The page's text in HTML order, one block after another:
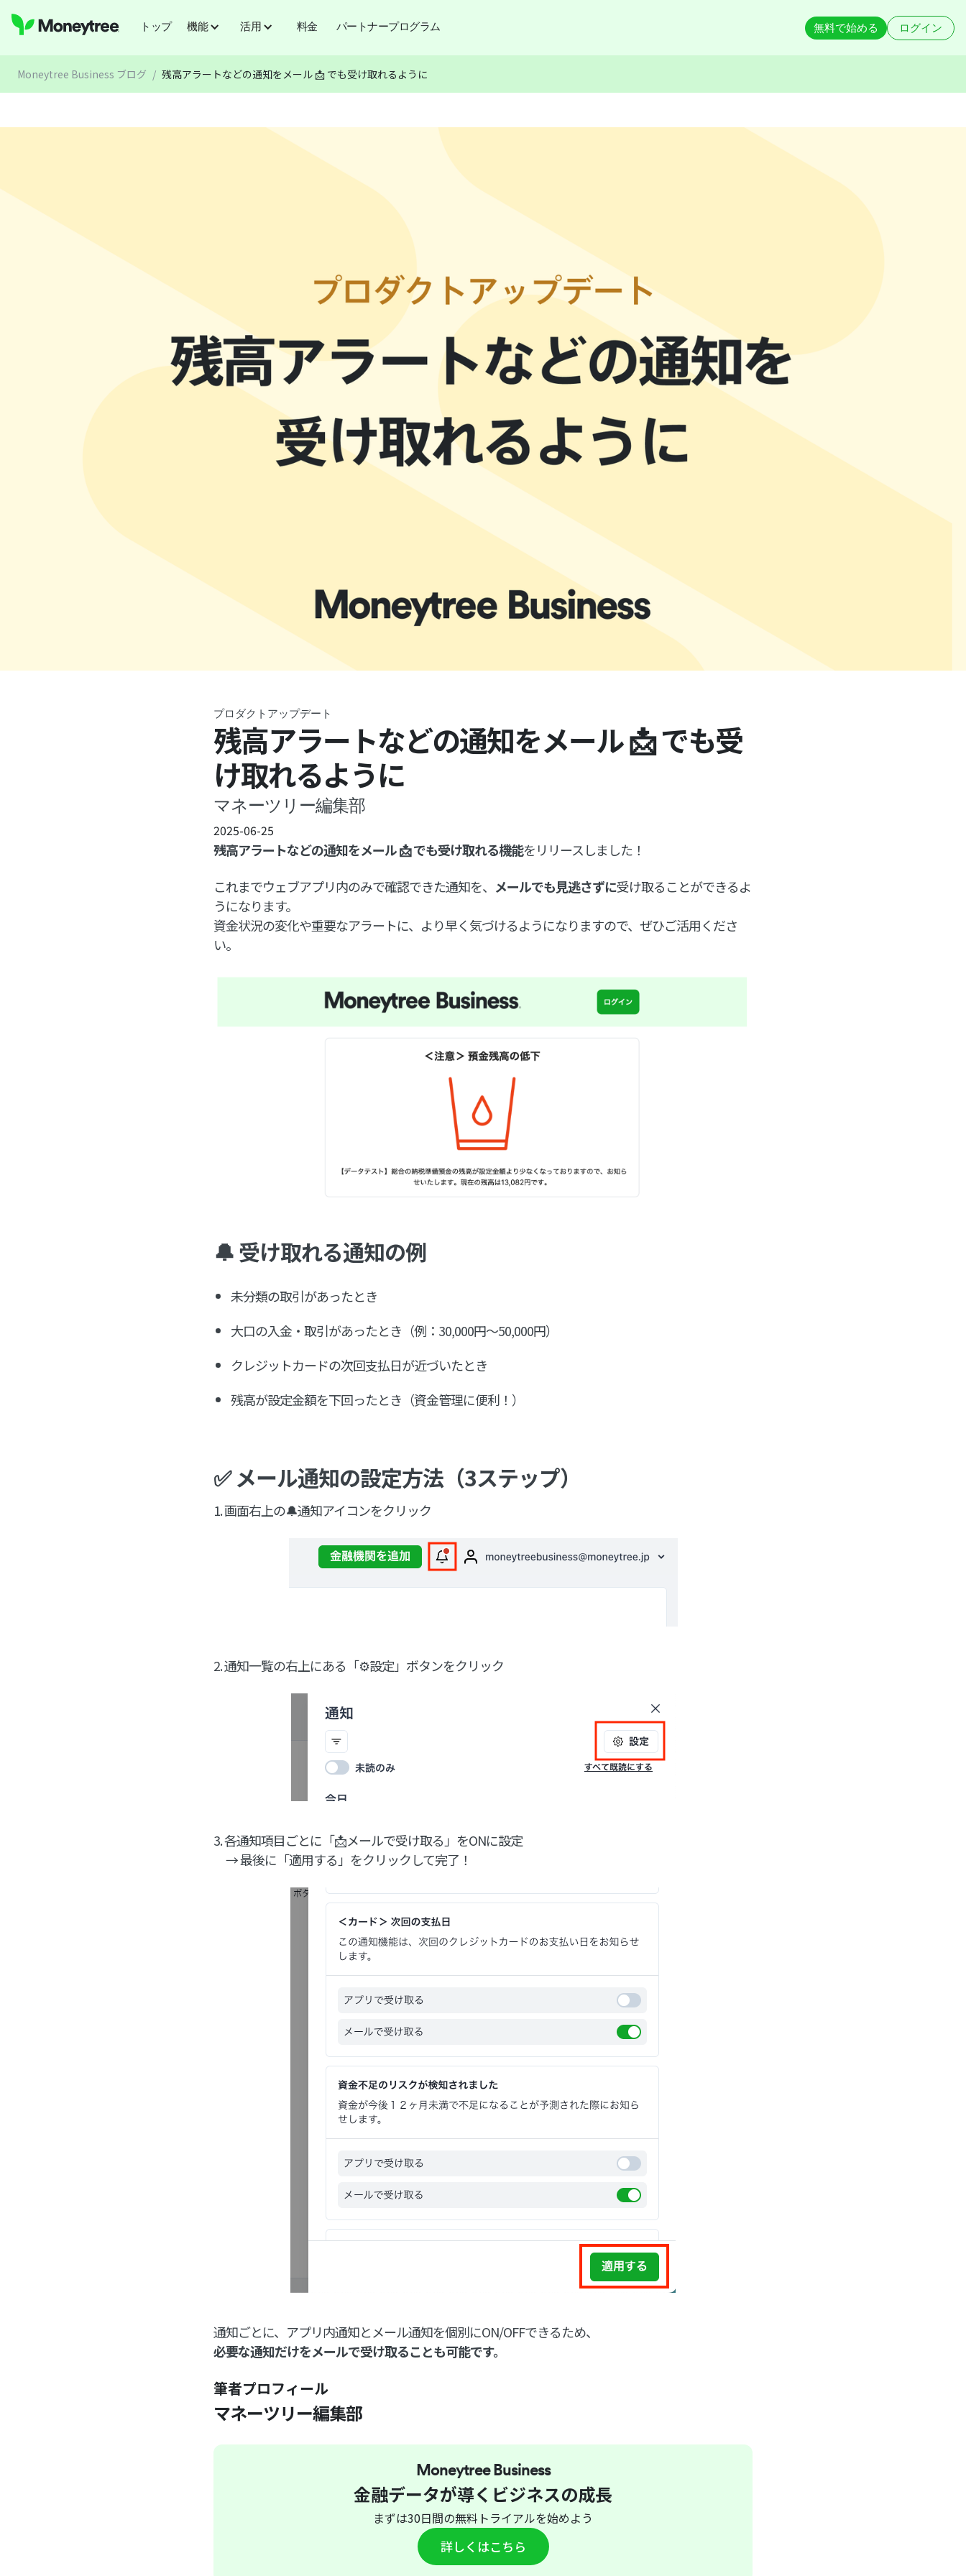
トップ 機能 活用 料金 パートナープログラム 無料で始める ログイン
Moneytree Business ブログ / 残高アラートなどの通知をメール 📩 でも受け取れるように
プロダクトアップデート
残高アラートなどの通知をメール 📩 でも受
け取れるように
マネーツリー編集部
2025-06-25
残高アラートなどの通知をメール 📩 でも受け取れる機能をリリースしました！
これまでウェブアプリ内のみで確認できた通知を、 メールでも見逃さずに受け取ることができるよ
うになります。
資金状況の変化や重要なアラートに、より早く気づけるようになりますので、ぜひご活用くださ
い。
🔔 受け取れる通知の例
未分類の取引があったとき
大口の入金・取引があったとき（例：30,000円〜50,000円）
クレジットカードの次回支払日が近づいたとき
残高が設定金額を下回ったとき（資金管理に便利！）
✅ メール通知の設定方法（3ステップ）
1. 画面右上の🔔通知アイコンをクリック
2. 通知一覧の右上にある「⚙️設定」ボタンをクリック
3. 各通知項目ごとに「📩メールで受け取る」をONに設定
→ 最後に「適用する」をクリックして完了！
通知ごとに、アプリ内通知とメール通知を個別にON/OFFできるため、
必要な通知だけをメールで受け取ることも可能です。
筆者プロフィール
マネーツリー編集部
Moneytree Business
金融データが導くビジネスの成長
まずは30日間の無料トライアルを始めよう
詳しくはこちら